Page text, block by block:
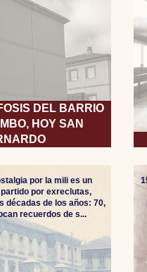
DEL BARRIO
HOY SAN
por la mili es un
por exreclutas,
décadas de los años: 70,
recuerdos de s...